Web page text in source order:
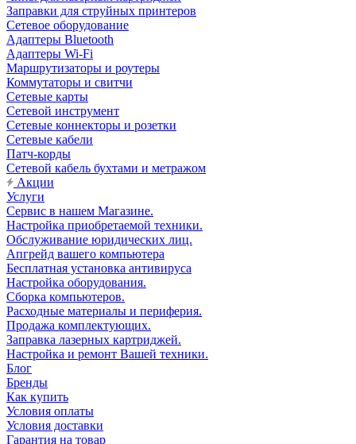
Заправки для струйных принтеров
Сетевое оборудование
Адаптеры Bluetooth
Адаптеры Wi-Fi
Маршрутизаторы и роутеры
Коммутаторы и свитчи
Сетевые карты
Сетевой инструмент
Сетевые коннекторы и розетки
Сетевые кабели
Патч-корды
Сетевой кабель бухтами и метражом
Акции
Услуги
Сервис в нашем Магазине.
Настройка приобретаемой техники.
Обслуживание юридических лиц.
Апгрейд вашего компьютера
Бесплатная установка антивируса
Настройка оборудования.
Сборка компьютеров.
Расходные материалы и периферия.
Продажа комплектующих.
Заправка лазерных картриджей.
Настройка и ремонт Вашей техники.
Блог
Бренды
Как купить
Условия оплаты
Условия доставки
Гарантия на товар